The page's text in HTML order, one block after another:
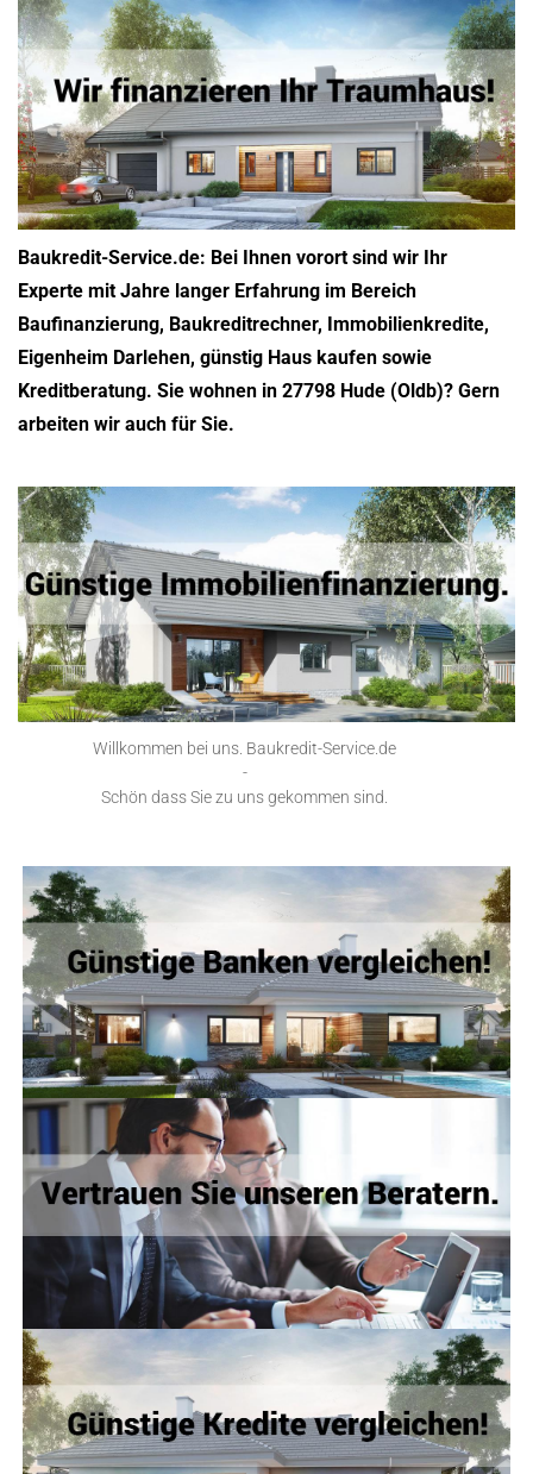
Baukredit-Service.de: Bei Ihnen vorort sind wir Ihr
Experte mit Jahre langer Erfahrung im Bereich
Baufinanzierung, Baukreditrechner, Immobilienkredite,
Eigenheim Darlehen, günstig Haus kaufen sowie
Kreditberatung. Sie wohnen in 27798 Hude (Oldb)? Gern
arbeiten wir auch für Sie.
Willkommen bei uns. Baukredit-Service.de
-
Schön dass Sie zu uns gekommen sind.